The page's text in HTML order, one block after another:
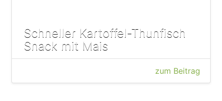
Schneller Kartoffel-Thunfisch
Snack mit Mais
zum Beitrag